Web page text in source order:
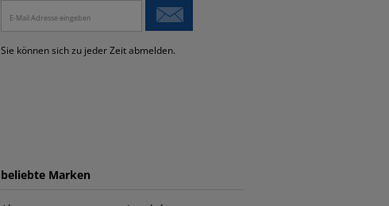
Sie können sich zu jeder Zeit abmelden.
beliebte Marken